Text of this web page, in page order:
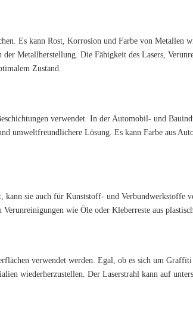
Es kann Rost, Korrosion und Farbe von
Metallherstellung. Die Fähigkeit des Lasers,
Zustand.
verwendet. In der Automobil- und
umweltfreundlichere Lösung. Es kann Farbe aus
sie auch für Kunststoff- und
wie Öle oder Kleberreste aus
verwendet werden. Egal, ob es sich um
wiederherzustellen. Der Laserstrahl kann auf